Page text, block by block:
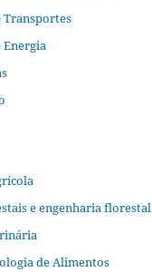
Transportes
Energia
e engenharia florestal
de Alimentos